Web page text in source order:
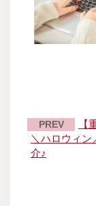
PREV
【
＼ハロウィン
介♪